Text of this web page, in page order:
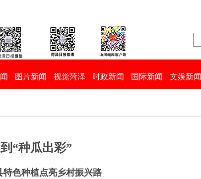
图片新闻 视觉菏泽 时政新闻 国际新闻 文娱新闻
“种瓜出彩”
色种植点亮乡村振兴路